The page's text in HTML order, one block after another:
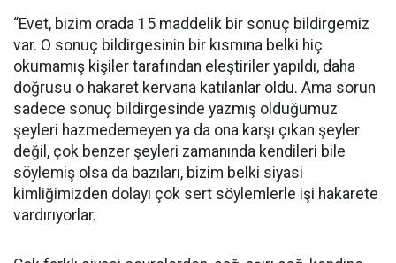
“Evet, bizim orada 15 maddelik bir sonuç bildirgemiz
var. O sonuç bildirgesinin bir kısmına belki hiç
okumamış kişiler tarafından eleştiriler yapıldı, daha
doğrusu o hakaret kervana katılanlar oldu. Ama sorun
sadece sonuç bildirgesinde yazmış olduğumuz
şeyleri hazmedemeyen ya da ona karşı çıkan şeyler
değil, çok benzer şeyleri zamanında kendileri bile
söylemiş olsa da bazıları, bizim belki siyasi
kimliğimizden dolayı çok sert söylemlerle işi hakarete
vardırıyorlar.